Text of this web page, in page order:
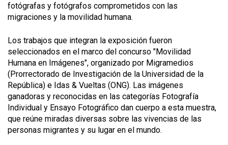
fotógrafas y fotógrafos comprometidos con las
migraciones y la movilidad humana.
Los trabajos que integran la exposición fueron
seleccionados en el marco del concurso "Movilidad
Humana en Imágenes", organizado por Migramedios
(Prorrectorado de Investigación de la Universidad de la
República) e Idas & Vueltas (ONG). Las imágenes
ganadoras y reconocidas en las categorías Fotografía
Individual y Ensayo Fotográfico dan cuerpo a esta muestra,
que reúne miradas diversas sobre las vivencias de las
personas migrantes y su lugar en el mundo.